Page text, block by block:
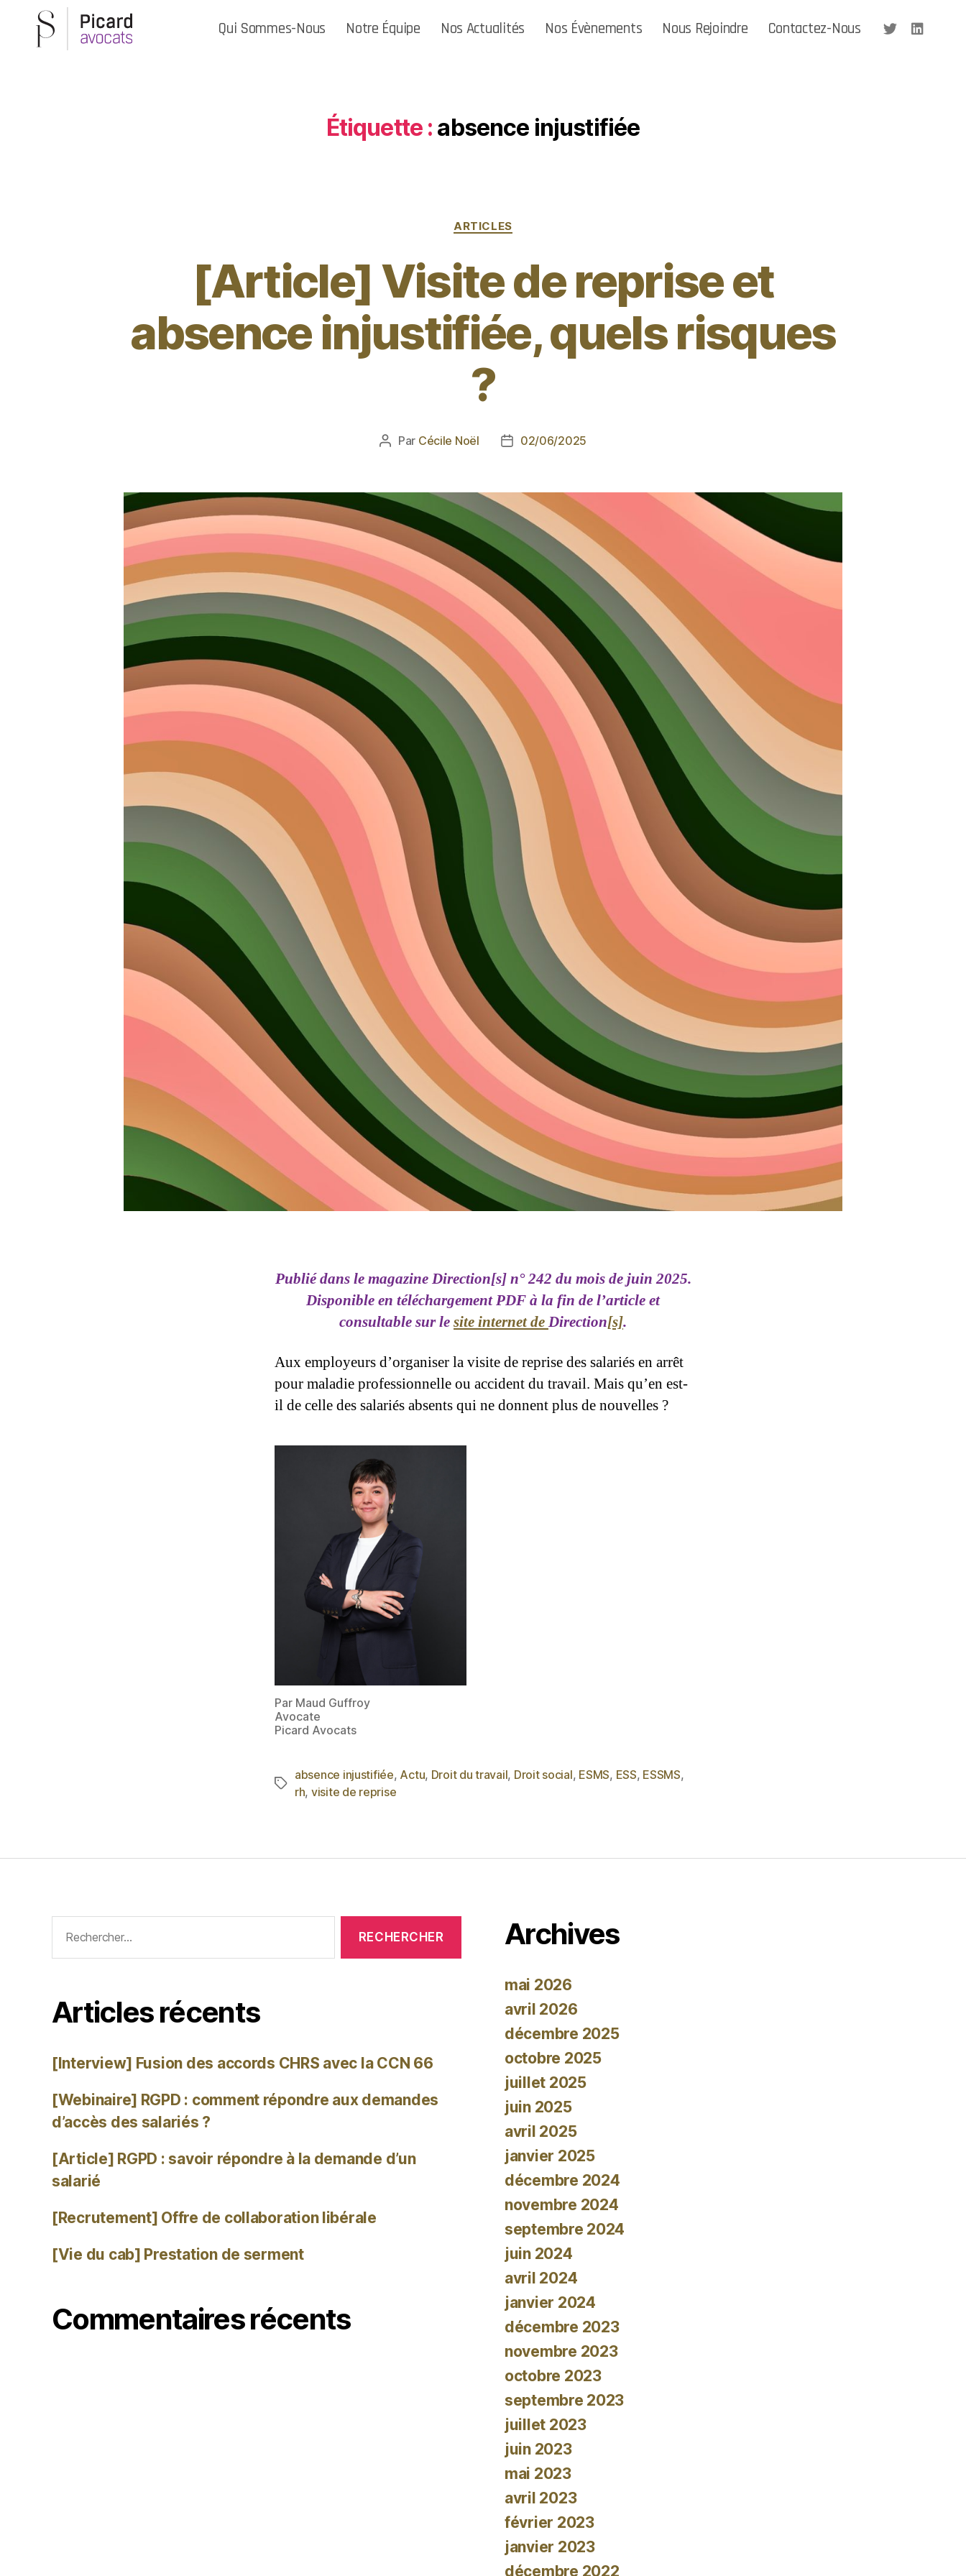
Qui Sommes-Nous Notre Équipe Nos Actualités Nos Évènements Nous Rejoindre Contactez-Nous
Étiquette : absence injustifiée
ARTICLES
[Article] Visite de reprise et
absence injustifiée, quels risques
?
Par Cécile Noël 02/06/2025
Publié dans le magazine Direction[s]n° 242 du mois de juin 2025.
Disponible en téléchargement PDF à la fin de l’article et
consultable sur lesite internet deDirection[s].
Aux employeurs d’organiser la visite de reprise des salariés en arrêt
pour maladie professionnelle ou accident du travail. Mais qu’en est-
il de celle des salariés absents qui ne donnent plus de nouvelles ?
Par Maud Guffroy
Avocate
Picard Avocats
absence injustifiée, Actu, Droit du travail, Droit social, ESMS, ESS, ESSMS,
rh, visite de reprise
Articles récents
[Interview] Fusion des accords CHRS avec la CCN 66
[Webinaire] RGPD : comment répondre aux demandes
d’accès des salariés ?
[Article] RGPD : savoir répondre à la demande d’un
salarié
[Recrutement] Offre de collaboration libérale
[Vie du cab] Prestation de serment
Commentaires récents
Archives
mai 2026
avril 2026
décembre 2025
octobre 2025
juillet 2025
juin 2025
avril 2025
janvier 2025
décembre 2024
novembre 2024
septembre 2024
juin 2024
avril 2024
janvier 2024
décembre 2023
novembre 2023
octobre 2023
septembre 2023
juillet 2023
juin 2023
mai 2023
avril 2023
février 2023
janvier 2023
décembre 2022